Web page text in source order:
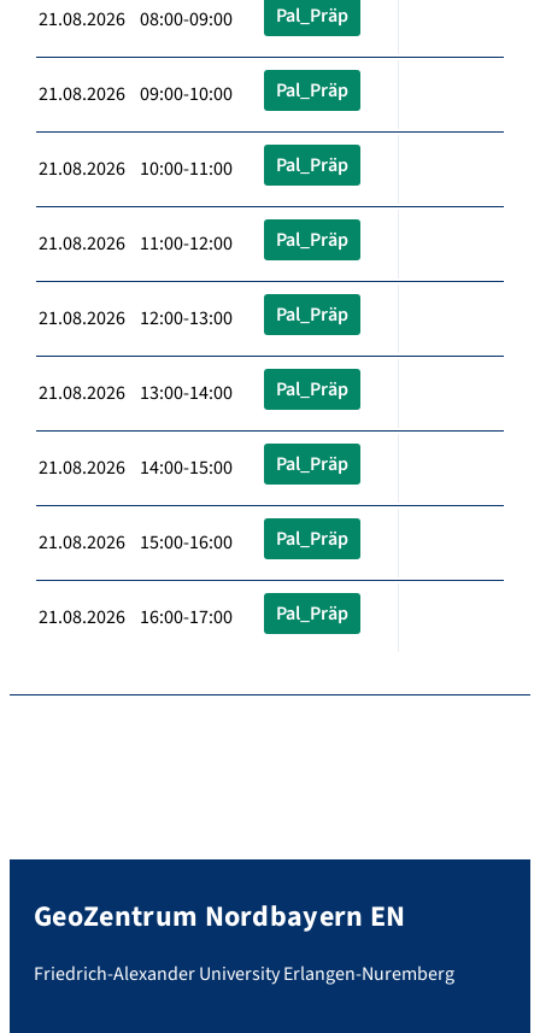
21.08.2026 08:00-09:00 Pal_Präp
21.08.2026 09:00-10:00 Pal_Präp
21.08.2026 10:00-11:00 Pal_Präp
21.08.2026 11:00-12:00 Pal_Präp
21.08.2026 12:00-13:00 Pal_Präp
21.08.2026 13:00-14:00 Pal_Präp
21.08.2026 14:00-15:00 Pal_Präp
21.08.2026 15:00-16:00 Pal_Präp
21.08.2026 16:00-17:00 Pal_Präp
GeoZentrum Nordbayern EN
Friedrich-Alexander University Erlangen-Nuremberg